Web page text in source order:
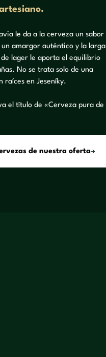
le da a la cerveza un sabor
un amargor auténtico y la larga
lager le aporta el equilibrio
No se trata solo de una
raíces en Jeseníky.
el título de «Cerveza pura de
rvezas d e nuestra oferta